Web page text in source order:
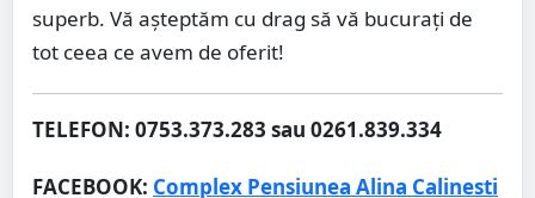
superb. Vă așteptăm cu drag să vă bucurați de
tot ceea ce avem de oferit!
TELEFON: 0753.373.283 sau 0261.839.334
FACEBOOK: Complex Pensiunea Alina Calinesti